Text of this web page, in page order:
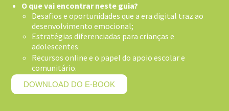
O que vai encontrar neste guia?
Desafios e oportunidades que a era digital traz ao
desenvolvimento emocional;
Estratégias diferenciadas para crianças e
adolescentes;
Recursos online e o papel do apoio escolar e
comunitário.
DOWNLOAD DO E-BOOK